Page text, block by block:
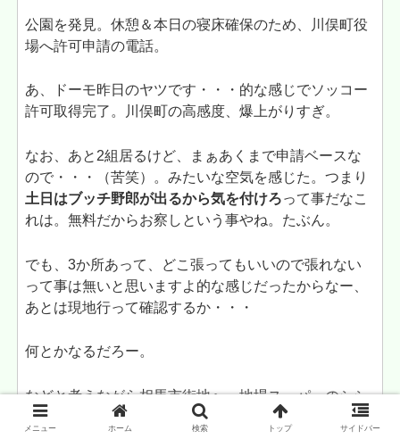
公園を発見。休憩＆本日の寝床確保のため、川俣町役
場へ許可申請の電話。
あ、ドーモ昨日のヤツです・・・的な感じでソッコー
許可取得完了。川俣町の高感度、爆上がりすぎ。
なお、あと2組居るけど、まぁあくまで申請ベースな
ので・・・（苦笑）。みたいな空気を感じた。つまり
土日はブッチ野郎が出るから気を付けろって事だなこ
れは。無料だからお察しという事やね。たぶん。
でも、3か所あって、どこ張ってもいいので張れない
って事は無いと思いますよ的な感じだったからなー、
あとは現地行って確認するか・・・
何とかなるだろー。
などと考えながら相馬市街地へ。地場スーパーのシシ
ドへ行ってみたものの何かパッとせず。さっきの
閖上
メニュー ホーム 検索 トップ サイドバー